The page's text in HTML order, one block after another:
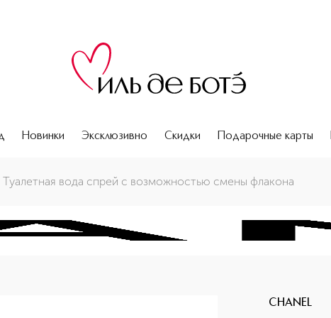
Новинки Эксклюзивно Скидки Подарочные карты
Туалетная вода спрей с возможностью смены флакона
CHANEL